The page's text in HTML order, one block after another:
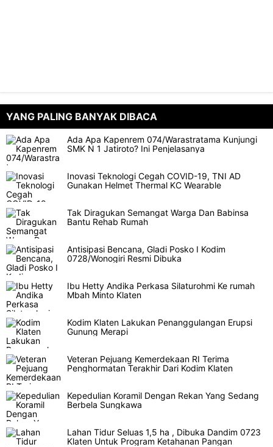
YANG PALING BANYAK DIBACA
Ada Apa Kapenrem 074/Warastratama Kunjungi
SMK N 1 Jatiroto? Ini Penjelasanya
Inovasi Teknologi Cegah COVID-19, TNI AD
Gunakan Helmet Thermal KC Wearable
Tak Diragukan Semangat Warga Dan Babinsa
Bantu Rehab Rumah
Antisipasi Bencana, Gladi Posko I Kodim
0728/Wonogiri Resmi Dibuka
Ibu Hetty Andika Perkasa Silaturohmi Ke rumah
Mbah Minto Klaten
Kodim Klaten Lakukan Penanggulangan Erupsi
Gunung Merapi
Veteran Pejuang Kemerdekaan RI Terima
Penghormatan Terakhir Dari Kodim Klaten
Kepedulian Koramil Dengan Rekan Yang Sedang
Berbela Sungkawa
Lahan Tidur Seluas 1,5 ha , Dibuka Dandim 0723
Klaten Untuk Program Ketahanan Pangan